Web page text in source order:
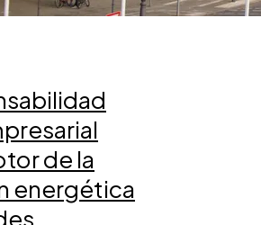
de la
energética